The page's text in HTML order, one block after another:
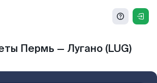
Пермь — Лугано (LUG)